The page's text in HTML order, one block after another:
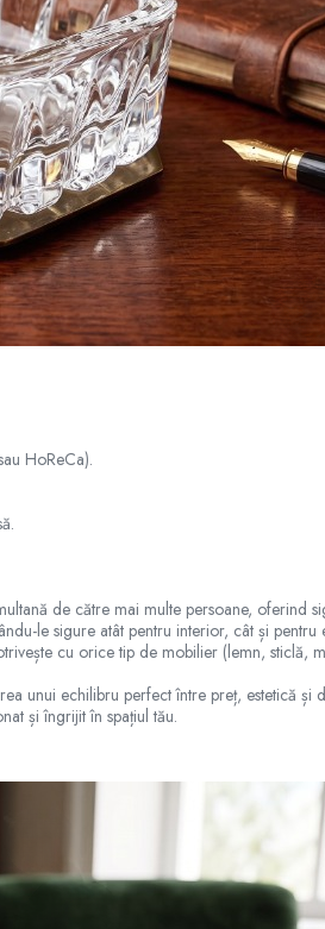
HoReCa).
de către mai multe persoane, oferind
le sigure atât pentru interior, cât și
cu orice tip de mobilier (lemn, sticlă,
unui echilibru perfect între preț, estetică
și îngrijit în spațiul tău.